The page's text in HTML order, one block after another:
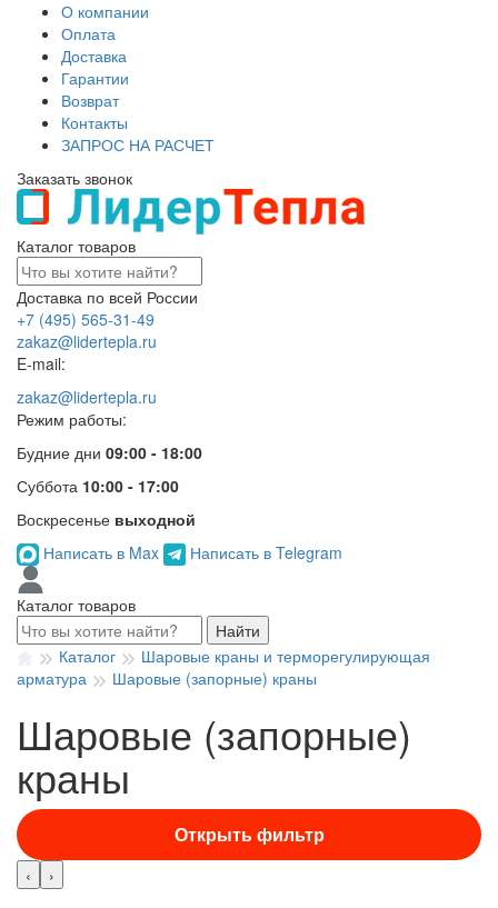
О компании
Оплата
Доставка
Гарантии
Возврат
Контакты
ЗАПРОС НА РАСЧЕТ
Заказать звонок
Каталог товаров
Доставка по всей России
+7 (495) 565-31-49
zakaz@lidertepla.ru
E-mail:
zakaz@lidertepla.ru
Режим работы:
Будние дни 09:00 - 18:00
Суббота 10:00 - 17:00
Воскресенье выходной
Написать в Max
Написать в Telegram
Каталог товаров
Найти
Каталог
Шаровые краны и терморегулирующая
арматура
Шаровые (запорные) краны
Шаровые (запорные)
краны
Открыть фильтр
‹ ›